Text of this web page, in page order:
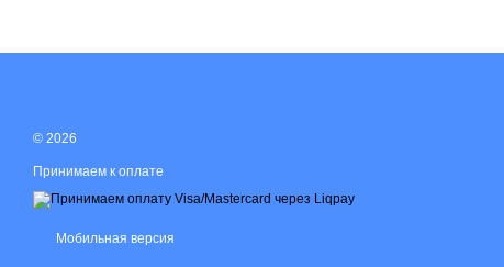
© 2026
Принимаем к оплате
Мобильная версия